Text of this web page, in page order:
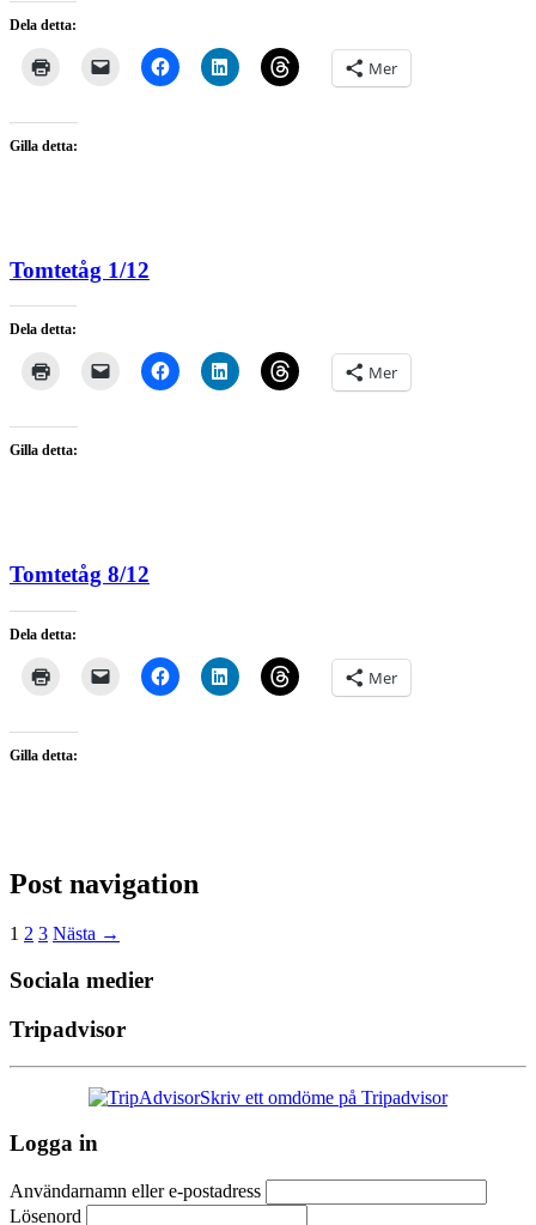
Dela detta:
Mer
Gilla detta:
Tomtetåg 1/12
Dela detta:
Mer
Gilla detta:
Tomtetåg 8/12
Dela detta:
Mer
Gilla detta:
Post navigation
1 2 3 Nästa →
Sociala medier
Tripadvisor
Skriv ett omdöme på Tripadvisor
Logga in
Användarnamn eller e-postadress
Lösenord